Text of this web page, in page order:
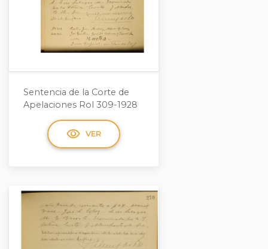
Sentencia de la Corte de
Apelaciones Rol 309-1928
visibility VER